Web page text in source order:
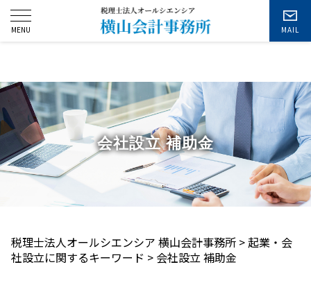
お問い合わせ
会社設立 補助金
税理士法人オールシエンシア 横山会計事務所 >起業・会
社設立に関するキーワード > 会社設立 補助金